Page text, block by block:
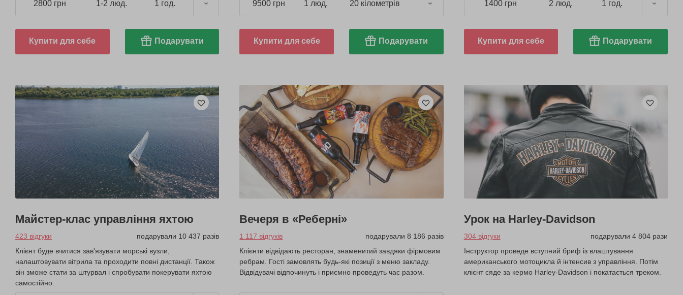
2800 грн 1-2 люд. 1 год.
Купити для себе Подарувати
9500 грн 1 люд. 20 кілометрів
Купити для себе Подарувати
1400 грн 2 люд. 1 год.
Купити для себе Подарувати
Майстер-клас управління яхтою
423 відгуки
подарували 10 437 разів
Клієнт буде вчитися зав'язувати морські вузли,
налаштовувати вітрила та проходити повні дистанції. Також
він зможе стати за штурвал і спробувати покерувати яхтою
самостійно.
Вечеря в «Реберні»
1 117 відгуків
подарували 8 186 разів
Клієнти відвідають ресторан, знаменитий завдяки фірмовим
ребрам. Гості замовлять будь-які позиції з меню закладу.
Відвідувачі відпочинуть і приємно проведуть час разом.
Урок на Harley-Davidson
304 відгуки
подарували 4 804 рази
Інструктор проведе вступний бриф із влаштування
американського мотоцикла й інтенсив з управління. Потім
клієнт сяде за кермо Harley-Davidson і покатається треком.